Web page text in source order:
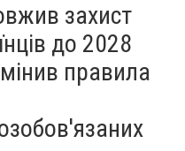
захист
до 2028
правила